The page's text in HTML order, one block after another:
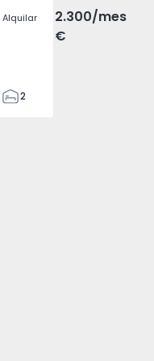
Alquilar
2.300
€
/mes
2